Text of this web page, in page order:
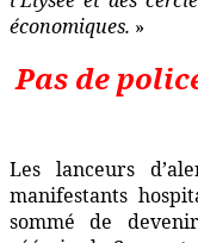
économiques. »
Pas de
Les lanceurs
manifestants
sommé de